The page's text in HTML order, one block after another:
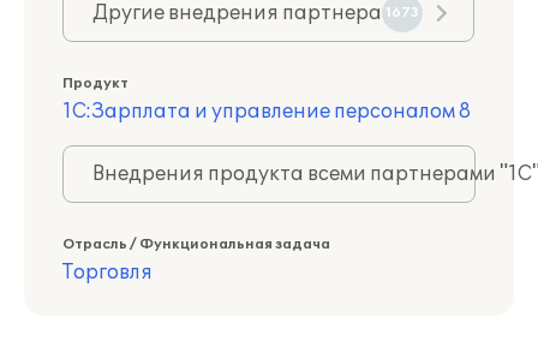
Другие внедрения партнера 1673
Продукт
1С:Зарплата и управление персоналом 8
Внедрения продукта всеми партнерами
Отрасль / Функциональная задача
Торговля